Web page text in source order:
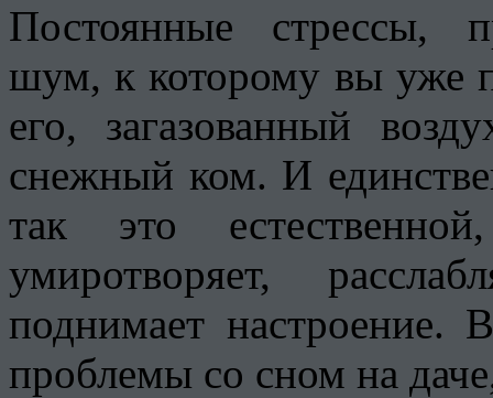
Постоянные стрессы,
шум, к которому вы уже
его, загазованный
снежный ком. И
так это
умиротворяет,
поднимает настроение.
проблемы со сном на